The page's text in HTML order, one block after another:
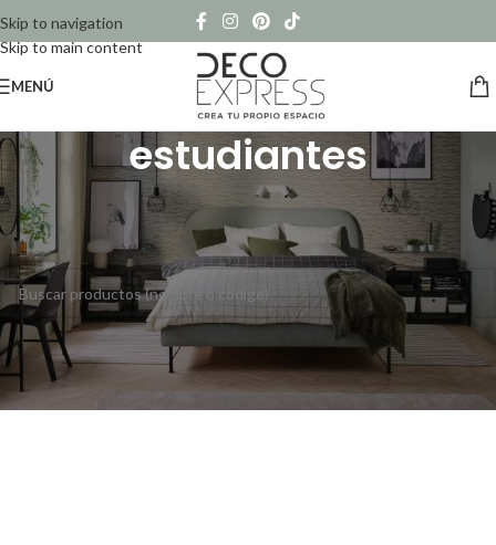
Skip to navigation
Skip to main content
MENÚ
estudiantes
Inicio/ Productos etiquetados “estudiantes”
No se han encontrado productos que coincidan con tu selección.